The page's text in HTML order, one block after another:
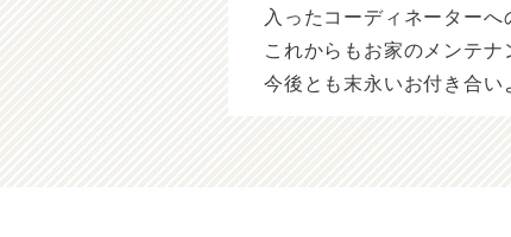
入ったコーディネーター
これからもお家のメンテナ
今後とも末永いお付き合い